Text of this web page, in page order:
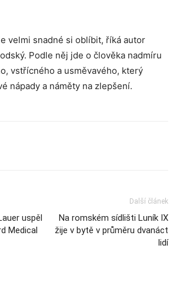
velmi snadné si oblíbit, říká autor
Podle něj jde o člověka nadmíru
vstřícného a usměvavého, který
nápady a náměty na zlepšení.
uspěl
Medical
Další článek
Na romském sídlišti Luník IX
žije v bytě v průměru dvanáct
lidí